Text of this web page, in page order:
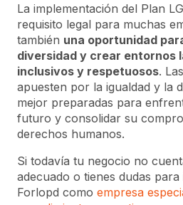
La implementación del Plan
requisito legal para muchas
también una oportunidad
diversidad y crear entornos
inclusivos y respetuosos.
apuesten por la igualdad y la
mejor preparadas para
futuro y consolidar su
derechos humanos.
Si todavía tu negocio no
adecuado o tienes dudas
Forlopd como empresa